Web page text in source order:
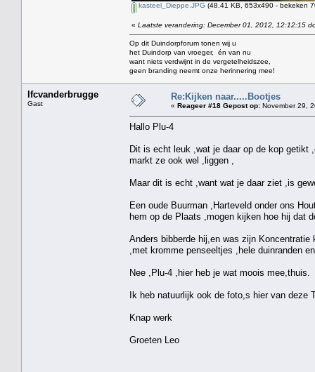
kasteel_Dieppe.JPG (48.41 KB, 653x490 - bekeken
« Laatste verandering: December 01, 2012, 12:12:15
Op dit Duindorpforum tonen wij u
het Duindorp van vroeger, én van nu
want niets verdwijnt in de vergetelheidszee,
geen branding neemt onze herinnering mee!
lfcvanderbrugge
Gast
Re:Kijken naar.....Bootjes
« Reageer #18 Gepost op: November 29,
Hallo Plu-4
Dit is echt leuk ,wat je daar op de kop getikt
markt ze ook wel ,liggen ,
Maar dit is echt ,want wat je daar ziet ,is
Een oude Buurman ,Harteveld onder ons
hem op de Plaats ,mogen kijken hoe hij dat
Anders bibberde hij,en was zijn
,met kromme penseeltjes ,hele duinranden
Nee ,Plu-4 ,hier heb je wat moois mee,thuis.
Ik heb natuurlijk ook de foto,s hier van deze
Knap werk
Groeten Leo